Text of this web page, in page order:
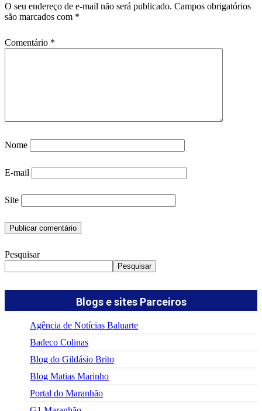
O seu endereço de e-mail não será publicado. Campos obrigatórios
são marcados com *
Comentário *
Nome
E-mail
Site
Pesquisar
Pesquisar
Blogs e sites Parceiros
Agência de Notícias Baluarte
Badeco Colinas
Blog do Gildásio Brito
Blog Matias Marinho
Portal do Maranhão